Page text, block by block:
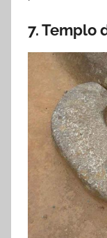
7. Templo